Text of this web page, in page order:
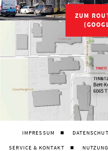
ZUM
IMPRESSUM
SERVICE & KONTAKT